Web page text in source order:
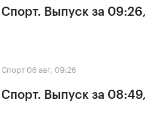
Спорт. Выпуск за
Спорт 06 авг, 09:26
Спорт. Выпуск за